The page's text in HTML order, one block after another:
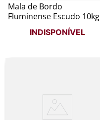
Mala de Bordo
Fluminense Escudo 10kg
INDISPONÍVEL